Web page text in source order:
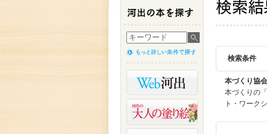
検索条件
本づくり協会
本づくりの
ト・ワーク